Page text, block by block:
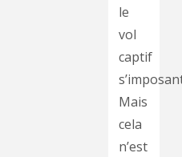
le
vol
captif
Mais
cela
n’est